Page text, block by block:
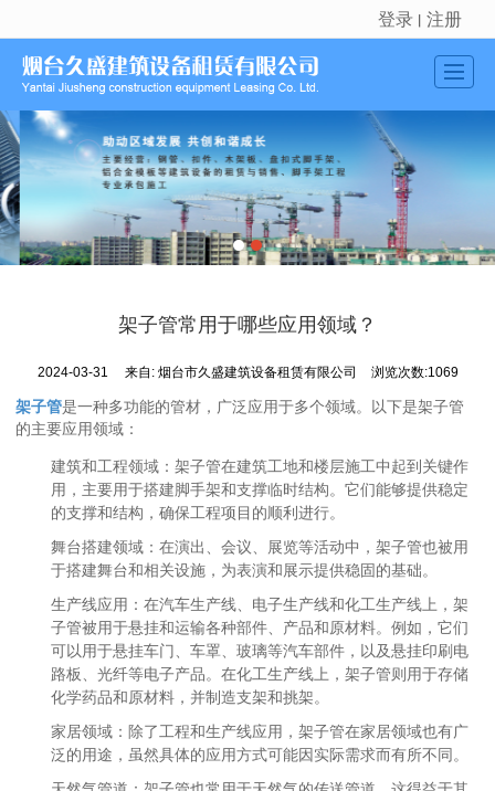
很遗憾，因您的浏览器版本过低导致无法获得最佳浏览体验，推荐下载安装谷歌浏览器！
登录 丨 注册
首页
公司介绍
新闻动态
产品展示
联系我们
地图导航
架子管常用于哪些应用领域？
2024-03-31 来自: 烟台市久盛建筑设备租赁有限公司 浏览次数:1069
架子管是一种多功能的管材，广泛应用于多个领域。以下是架子管
的主要应用领域：
建筑和工程领域 ：架子管在建筑工地和楼层施工中起到关键作
用，主要用于搭建脚手架和支撑临时结构。它们能够提供稳定
的支撑和结构，确保工程项目的顺利进行。
舞台搭建领域 ：在演出、会议、展览等活动中，架子管也被用
于搭建舞台和相关设施，为表演和展示提供稳固的基础。
生产线应用 ：在汽车生产线、电子生产线和化工生产线上，架
子管被用于悬挂和运输各种部件、产品和原材料。例如，它们
可以用于悬挂车门、车罩、玻璃等汽车部件，以及悬挂印刷电
路板、光纤等电子产品。在化工生产线上，架子管则用于存储
化学药品和原材料，并制造支架和挑架。
家居领域 ：除了工程和生产线应用，架子管在家居领域也有广
泛的用途，虽然具体的应用方式可能因实际需求而有所不同。